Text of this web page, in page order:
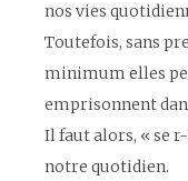
nos vies
Toutefois, sans
minimum elles
emprisonnent
Il faut alors, « se
notre quotidien.